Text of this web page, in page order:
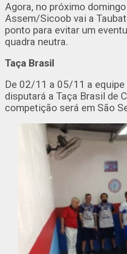
Agora, no próximo
Assem/Sicoob vai a
ponto para evitar um
quadra neutra.
Taça Brasil
De 02/11 a 05/11 a
disputará a Taça Brasil de
competição será em São